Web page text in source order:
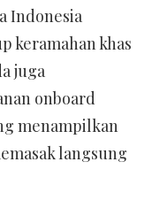
Indonesia
keramahan khas
juga
onboard
menampilkan
langsung